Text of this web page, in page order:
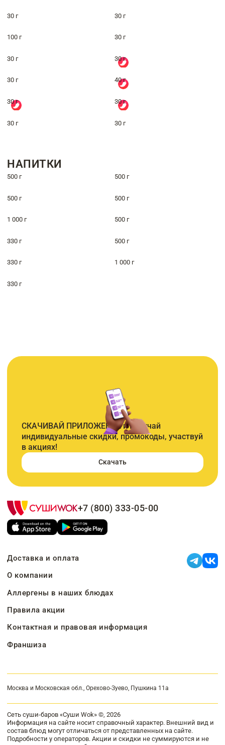
30 г 30 г
100 г 30 г
30 г 30 г
30 г 40 г
30 г 30 г
30 г 30 г
НАПИТКИ
500 г 500 г
500 г 500 г
1 000 г 500 г
330 г 500 г
330 г 1 000 г
330 г
СКАЧИВАЙ ПРИЛОЖЕНИЕ и получай
индивидуальные скидки, промокоды, участвуй
в акциях!
Скачать
+7 (800) 333-05-00
Доставка и оплата
О компании
Аллергены в наших блюдах
Правила акции
Контактная и правовая информация
Франшиза
Москва и Московская обл., Орехово-Зуево, Пушкина 11а
Сеть суши-баров «Суши Wok» ©, 2026
Информация на сайте носит справочный характер. Внешний вид и
состав блюд могут отличаться от представленных на сайте.
Подробности у операторов. Акции и скидки не суммируются и не